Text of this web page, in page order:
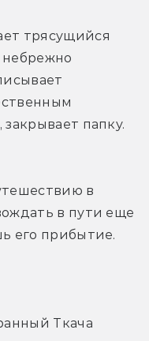
трясущийся
папку.
в
в пути еще
его прибытие.
Ткача